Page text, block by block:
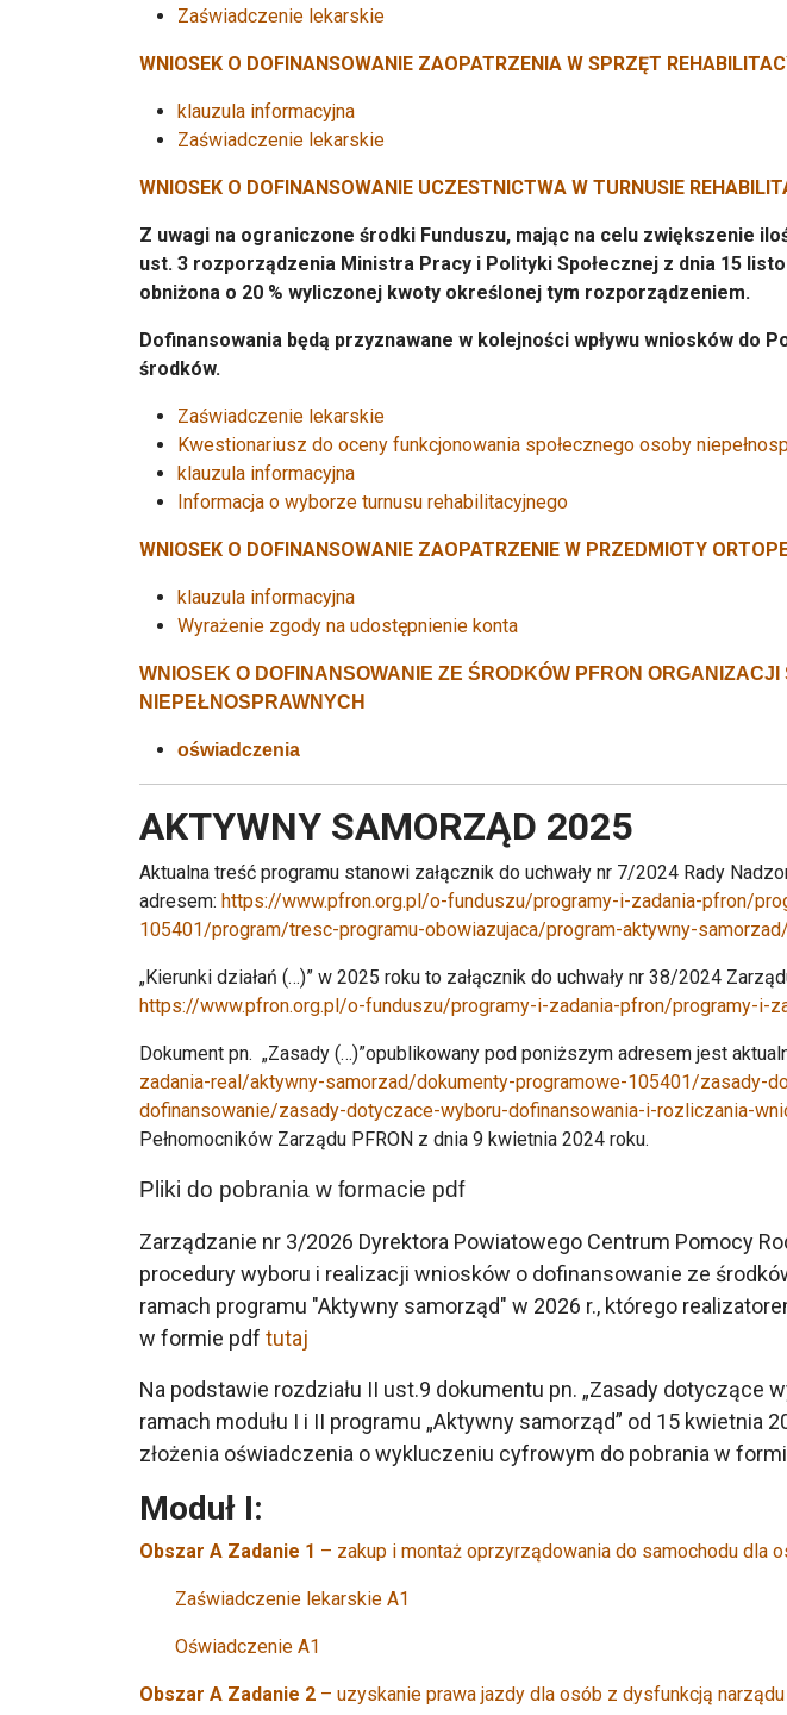
Zaświadczenie lekarskie
WNIOSEK O DOFINANSOWANIE ZAOPATRZENIA W SPRZĘT
klauzula informacyjna
Zaświadczenie lekarskie
WNIOSEK O DOFINANSOWANIE UCZESTNICTWA W TURNUSIE
Z uwagi na ograniczone środki Funduszu, mając na celu zwiększenie
ust. 3 rozporządzenia Ministra Pracy i Polityki Społecznej z dnia 15
obniżona o 20 % wyliczonej kwoty określonej tym rozporządzeniem.
Dofinansowania będą przyznawane w kolejności wpływu wniosków do
środków.
Zaświadczenie lekarskie
Kwestionariusz do oceny funkcjonowania społecznego osoby
klauzula informacyjna
Informacja o wyborze turnusu rehabilitacyjnego
WNIOSEK O DOFINANSOWANIE ZAOPATRZENIE W PRZEDMIOTY
klauzula informacyjna
Wyrażenie zgody na udostępnienie konta
WNIOSEK O DOFINANSOWANIE ZE ŚRODKÓW PFRON
NIEPEŁNOSPRAWNYCH
oświadczenia
AKTYWNY SAMORZĄD 2025
Aktualna treść programu stanowi załącznik do uchwały nr 7/2024 Rady
adresem: https://www.pfron.org.pl/o-funduszu/programy-i-zadania-pfron/
105401/program/tresc-programu-obowiazujaca/program-aktywny-samorzad/
„Kierunki działań (…)” w 2025 roku to załącznik do uchwały nr 38/2024
https://www.pfron.org.pl/o-funduszu/programy-i-zadania-pfron/programy-
Dokument pn. „Zasady (…)”opublikowany pod poniższym adresem jest
zadania-real/aktywny-samorzad/dokumenty-programowe-105401/zasady-
dofinansowanie/zasady-dotyczace-wyboru-dofinansowania-i-rozliczania-
Pełnomocników Zarządu PFRON z dnia 9 kwietnia 2024 roku.
Pliki do pobrania w formacie pdf
Zarządzanie nr 3/2026 Dyrektora Powiatowego Centrum Pomocy
procedury wyboru i realizacji wniosków o dofinansowanie ze
ramach programu "Aktywny samorząd" w 2026 r., którego
w formie pdf tutaj
Na podstawie rozdziału II ust.9 dokumentu pn. „Zasady
ramach modułu I i II programu „Aktywny samorząd” od 15
złożenia oświadczenia o wykluczeniu cyfrowym do pobrania w
Moduł I:
Obszar A Zadanie 1 – zakup i montaż oprzyrządowania do samochodu dla
Zaświadczenie lekarskie A1
Oświadczenie A1
Obszar A Zadanie 2 – uzyskanie prawa jazdy dla osób z dysfunkcją narządu